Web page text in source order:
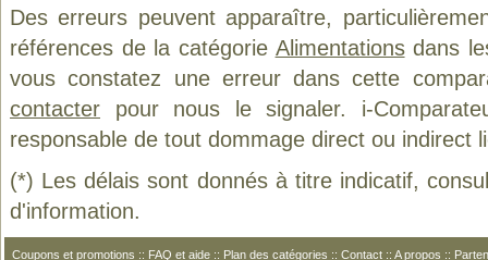
Des erreurs peuvent apparaître,
références de la catégorie Alimentationsdans
vous constatez une erreur dans cette
contacter pour nous le signaler. i-
responsable de tout dommage direct ou indirect
(*) Les délais sont donnés à titre indicatif,
d'information.
Coupons et promotions :: FAQ et aide :: Plan des catégories :: Contact :: A propos ::